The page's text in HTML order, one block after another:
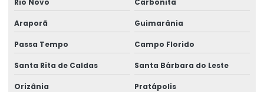
Araporã Guimarânia
Passa Tempo Campo Florido
Santa Rita de Caldas Santa Bárbara do Leste
Orizânia Pratápolis